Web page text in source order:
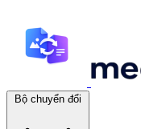
Bộ chuyển đổi